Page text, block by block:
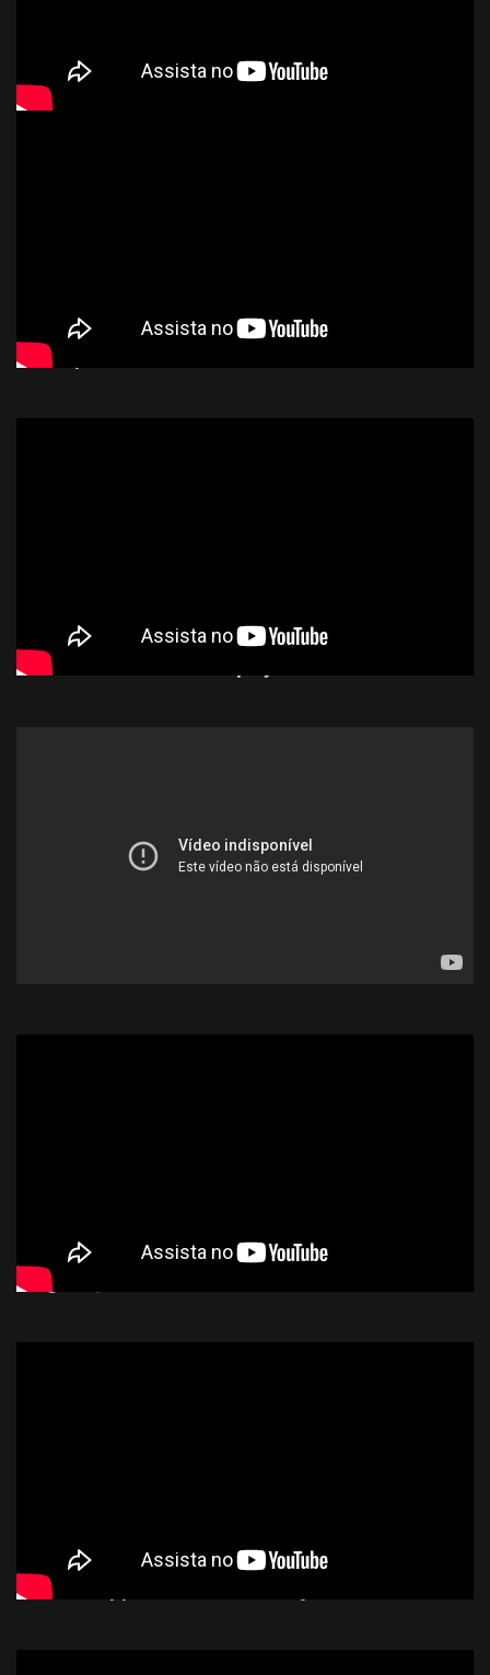
Odin Sphere: Leifthrasir
Metal Gear Online Gameplay Demo
Dragon Quest Builders
Naruto Shippuden: Ultimate Ninja Storm 4